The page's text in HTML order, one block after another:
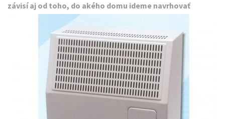
závisí aj od toho, do akého domu ideme navrhovať